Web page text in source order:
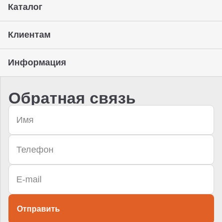
Каталог
Клиентам
Информация
Обратная связь
Отправить